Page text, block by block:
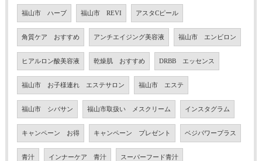
福山市 ハーブ 福山市 REVI アスタCピール
角質ケア おすすめ アンチエイジング美容液 福山市 エンビロン
ヒアルロン酸美容液 乾燥肌 おすすめ DRBB エッセンス
福山市 お子様連れ エステサロン 福山市 エステ
福山市 シバサン 福山市取扱い メスクリーム インスタグラム
キャンペーン お得 キャンペーン プレゼント ベジパワープラス
青汁 インナーケア 青汁 スーパーフード青汁